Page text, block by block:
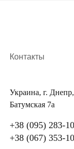
Установка
Контакты
Украина, г.
Батумская 7а
+38 (095) 283-
+38 (067) 353-